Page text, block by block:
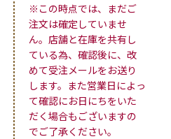
※この時点では、まだご
注文は確定していませ
ん。店舗と在庫を共有し
ている為、確認後に、改
めて受注メールをお送り
します。また営業日によっ
て確認にお日にちをいた
だく場合もございますの
でご了承ください。